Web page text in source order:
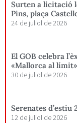
Surten a licitació
Pins, plaça
24 de juliol de 2026
El GOB celebra
«Mallorca al límit»
30 de juliol de 2026
Serenates
12 de juliol de 2026